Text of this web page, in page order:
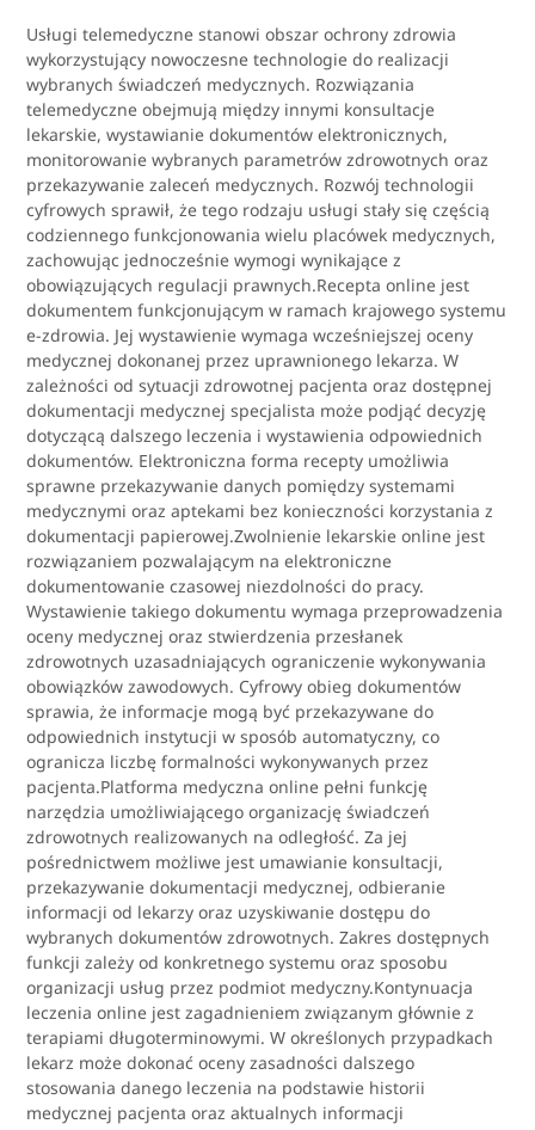
Usługi telemedyczne stanowi obszar ochrony zdrowia
wykorzystujący nowoczesne technologie do realizacji
wybranych świadczeń medycznych. Rozwiązania
telemedyczne obejmują między innymi konsultacje
lekarskie, wystawianie dokumentów elektronicznych,
monitorowanie wybranych parametrów zdrowotnych oraz
przekazywanie zaleceń medycznych. Rozwój technologii
cyfrowych sprawił, że tego rodzaju usługi stały się częścią
codziennego funkcjonowania wielu placówek medycznych,
zachowując jednocześnie wymogi wynikające z
obowiązujących regulacji prawnych.Recepta online jest
dokumentem funkcjonującym w ramach krajowego systemu
e-zdrowia. Jej wystawienie wymaga wcześniejszej oceny
medycznej dokonanej przez uprawnionego lekarza. W
zależności od sytuacji zdrowotnej pacjenta oraz dostępnej
dokumentacji medycznej specjalista może podjąć decyzję
dotyczącą dalszego leczenia i wystawienia odpowiednich
dokumentów. Elektroniczna forma recepty umożliwia
sprawne przekazywanie danych pomiędzy systemami
medycznymi oraz aptekami bez konieczności korzystania z
dokumentacji papierowej.Zwolnienie lekarskie online jest
rozwiązaniem pozwalającym na elektroniczne
dokumentowanie czasowej niezdolności do pracy.
Wystawienie takiego dokumentu wymaga przeprowadzenia
oceny medycznej oraz stwierdzenia przesłanek
zdrowotnych uzasadniających ograniczenie wykonywania
obowiązków zawodowych. Cyfrowy obieg dokumentów
sprawia, że informacje mogą być przekazywane do
odpowiednich instytucji w sposób automatyczny, co
ogranicza liczbę formalności wykonywanych przez
pacjenta.Platforma medyczna online pełni funkcję
narzędzia umożliwiającego organizację świadczeń
zdrowotnych realizowanych na odległość. Za jej
pośrednictwem możliwe jest umawianie konsultacji,
przekazywanie dokumentacji medycznej, odbieranie
informacji od lekarzy oraz uzyskiwanie dostępu do
wybranych dokumentów zdrowotnych. Zakres dostępnych
funkcji zależy od konkretnego systemu oraz sposobu
organizacji usług przez podmiot medyczny.Kontynuacja
leczenia online jest zagadnieniem związanym głównie z
terapiami długoterminowymi. W określonych przypadkach
lekarz może dokonać oceny zasadności dalszego
stosowania danego leczenia na podstawie historii
medycznej pacjenta oraz aktualnych informacji